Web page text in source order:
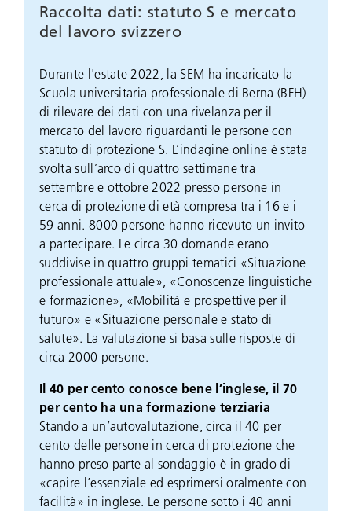
Raccolta dati: statuto S e mercato
del lavoro svizzero
Durante l'estate 2022, la SEM ha incaricato la
Scuola universitaria professionale di Berna (BFH)
di rilevare dei dati con una rivelanza per il
mercato del lavoro riguardanti le persone con
statuto di protezione S. L’indagine online è stata
svolta sull’arco di quattro settimane tra
settembre e ottobre 2022 presso persone in
cerca di protezione di età compresa tra i 16 e i
59 anni. 8000 persone hanno ricevuto un invito
a partecipare. Le circa 30 domande erano
suddivise in quattro gruppi tematici «Situazione
professionale attuale», «Conoscenze linguistiche
e formazione», «Mobilità e prospettive per il
futuro» e «Situazione personale e stato di
salute». La valutazione si basa sulle risposte di
circa 2000 persone.
Il 40 per cento conosce bene l’inglese, il 70
per cento ha una formazione terziaria
Stando a un’autovalutazione, circa il 40 per
cento delle persone in cerca di protezione che
hanno preso parte al sondaggio è in grado di
«capire l’essenziale ed esprimersi oralmente con
facilità» in inglese. Le persone sotto i 40 anni